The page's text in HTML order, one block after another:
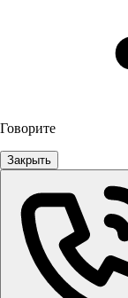
Говорите
Закрыть